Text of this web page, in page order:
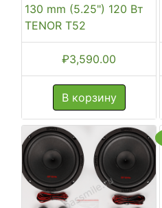
130 mm (5.25") 120 Вт
TENOR T52
₽3,590.00
В корзину